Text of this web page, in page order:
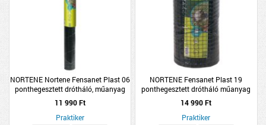
NORTENE Nortene Fensanet Plast 06
ponthegesztett drótháló, műanyag
bevonattal zöld 1x5m
11 990 Ft
Praktiker
NORTENE Fensanet Plast 19
ponthegesztett drótháló műanyag
bevonatú zöld 0,5x25m
14 990 Ft
Praktiker